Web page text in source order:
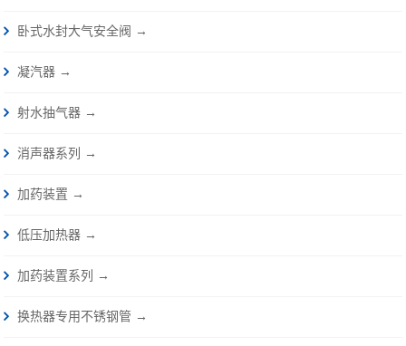
卧式水封大气安全阀 →
凝汽器 →
射水抽气器 →
消声器系列 →
加药装置 →
低压加热器 →
加药装置系列 →
换热器专用不锈钢管 →